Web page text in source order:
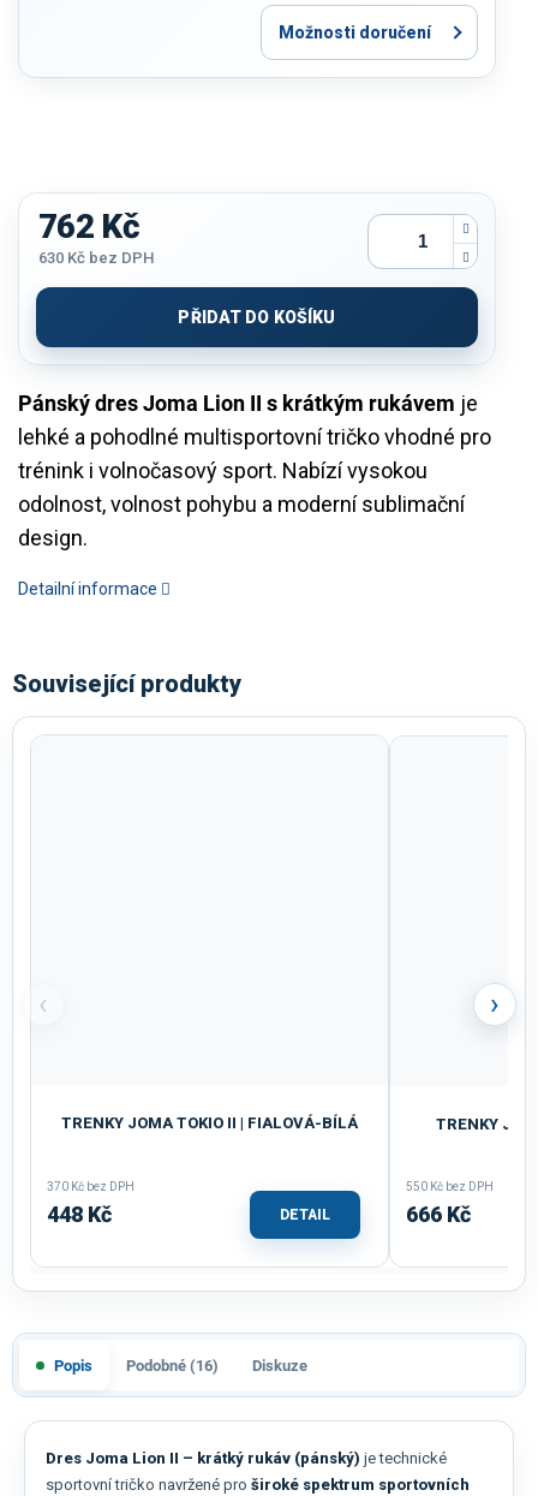
Možnosti doručení
Pánský dres Joma Lion II s krátkým rukávem je
lehké a pohodlné multisportovní tričko vhodné pro
trénink i volnočasový sport. Nabízí vysokou
odolnost, volnost pohybu a moderní sublimační
design.
Detailní informace
762 Kč
630 Kč bez DPH
cena:
PŘIDAT DO KOŠÍKU
Související produkty
‹
TRENKY JOMA TOKIO II | FIALOVÁ-BÍLÁ
370 Kč bez DPH
448 Kč DETAIL
TRENKY
550 Kč bez DPH
666 Kč
›
Popis Podobné (16) Diskuze
Dres Joma Lion II – krátký rukáv (pánský) je technické
sportovní tričko navržené pro široké spektrum sportovních